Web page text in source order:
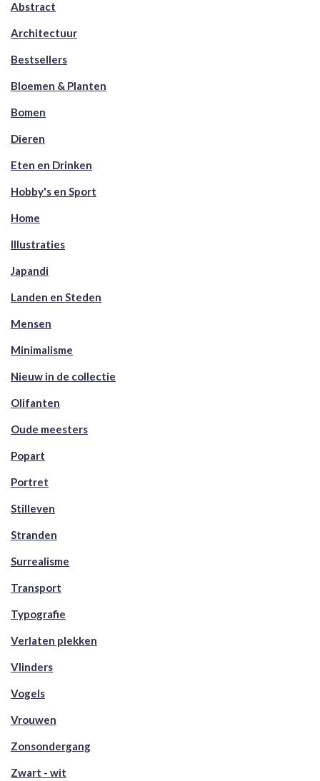
Abstract
Architectuur
Bestsellers
Bloemen & Planten
Bomen
Dieren
Eten en Drinken
Hobby's en Sport
Home
Illustraties
Japandi
Landen en Steden
Mensen
Minimalisme
Nieuw in de collectie
Olifanten
Oude meesters
Popart
Portret
Stilleven
Stranden
Surrealisme
Transport
Typografie
Verlaten plekken
Vlinders
Vogels
Vrouwen
Zonsondergang
Zwart - wit